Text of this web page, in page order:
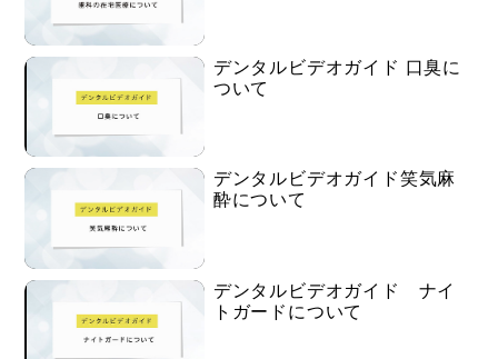
デンタルビデオガイド 口臭に
ついて
デンタルビデオガイド笑気麻
酔について
デンタルビデオガイド ナイ
トガードについて